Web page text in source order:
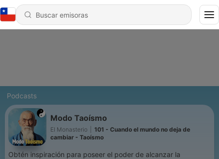
Podcasts
Modo Taoísmo
El Monasterio
101 - Cuando el mundo no deja de
cambiar - Taoísmo
Obtén inspiración para poseer el poder de alcanzar la